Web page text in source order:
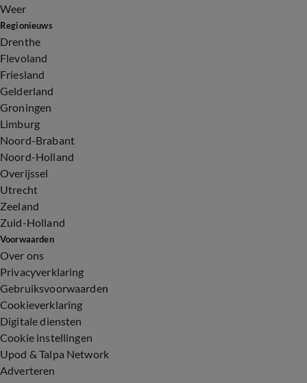
Weer
Regionieuws
Drenthe
Flevoland
Friesland
Gelderland
Groningen
Limburg
Noord-Brabant
Noord-Holland
Overijssel
Utrecht
Zeeland
Zuid-Holland
Voorwaarden
Over ons
Privacyverklaring
Gebruiksvoorwaarden
Cookieverklaring
Digitale diensten
Cookie instellingen
Upod & Talpa Network
Adverteren